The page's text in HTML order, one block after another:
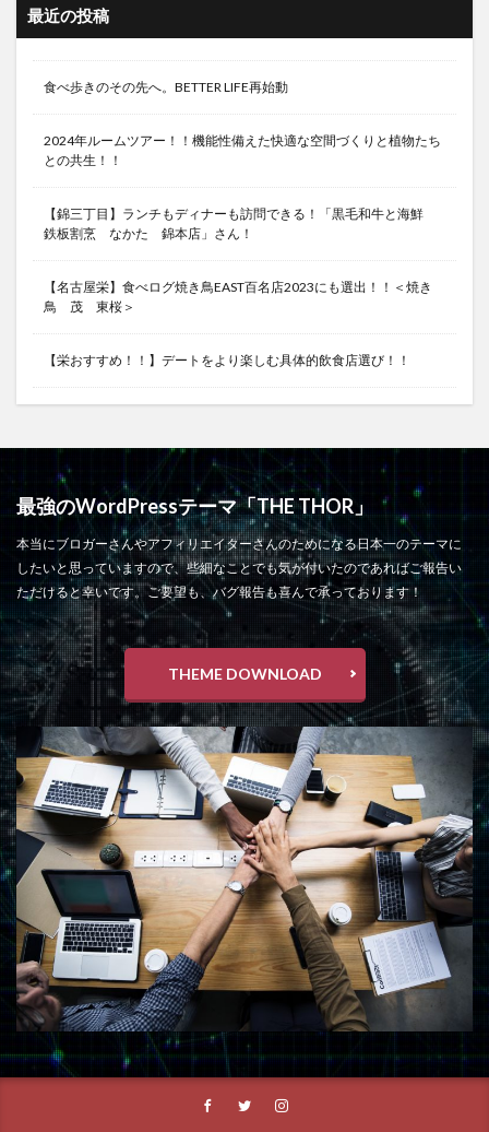
最近の投稿
食べ歩きのその先へ。BETTER LIFE再始動
2024年ルームツアー！！機能性備えた快適な空間づくりと植物たち
との共生！！
【錦三丁目】ランチもディナーも訪問できる！「黒毛和牛と海鮮
鉄板割烹 なかた 錦本店」さん！
【名古屋栄】食べログ焼き鳥EAST百名店2023にも選出！！＜焼き
鳥 茂 東桜＞
【栄おすすめ！！】デートをより楽しむ具体的飲食店選び！！
最強のWordPressテーマ「THE THOR」
本当にブロガーさんやアフィリエイターさんのためになる日本一のテーマに
したいと思っていますので、些細なことでも気が付いたのであればご報告い
ただけると幸いです。ご要望も、バグ報告も喜んで承っております！
THEME DOWNLOAD